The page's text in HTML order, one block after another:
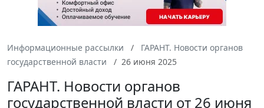
Информационные рассылки
ГАРАНТ. Новости органов
государственной власти
26 июня 2025
ГАРАНТ. Новости органов
государственной власти от 26 июня